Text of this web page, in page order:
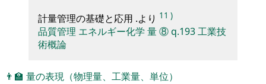
計量管理の基礎と応用 .より 11 )
品質管理 エネルギー化学 量⑧q.193工業技
術概論
👨‍🏫 量の表現（物理量、工業量、単位）